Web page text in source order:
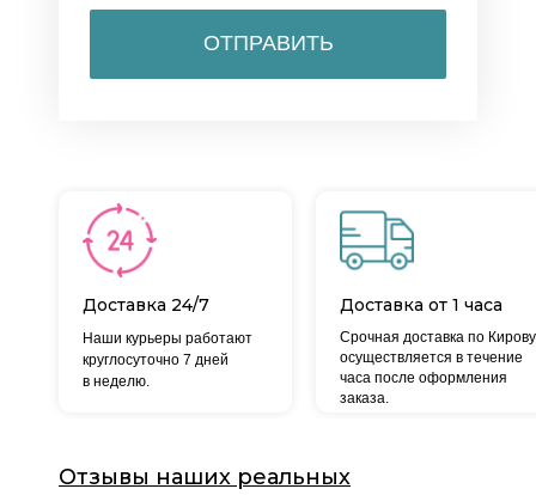
ОТПРАВИТЬ
Доставка 24/7
Срочная доставка по Кирову
осуществляется в течение
часа после оформления
заказа.
Наши курьеры работают
круглосуточно 7 дней
в неделю.
Доставка от 1 часа
Отзывы наших реальных